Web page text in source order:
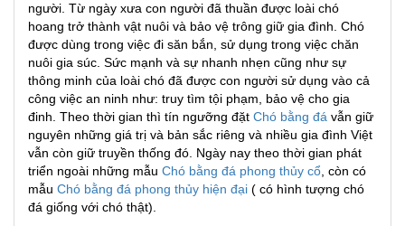
người. Từ ngày xưa con người đã thuần được loài chó
hoang trở thành vật nuôi và bảo vệ trông giữ gia đình. Chó
được dùng trong việc đi săn bắn, sử dụng trong việc chăn
nuôi gia súc. Sức mạnh và sự nhanh nhẹn cũng như sự
thông minh của loài chó đã được con người sử dụng vào cả
công việc an ninh như: truy tìm tội phạm, bảo vệ cho gia
đinh. Theo thời gian thì tín ngưỡng đặt Chó bằng đá vẫn giữ
nguyên những giá trị và bản sắc riêng và nhiều gia đình Việt
vẫn còn giữ truyền thống đó. Ngày nay theo thời gian phát
triển ngoài những mẫu Chó bằng đá phong thủy cổ , còn có
mẫu Chó bằng đá phong thủy hiện đại ( có hình tượng chó
đá giống với chó thật).